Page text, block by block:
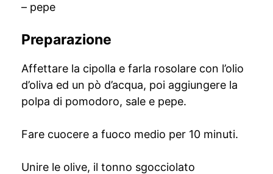
– pepe
Preparazione
Affettare la cipolla e farla rosolare con l’olio
d’oliva ed un pò d’acqua, poi aggiungere la
polpa di pomodoro, sale e pepe.
Fare cuocere a fuoco medio per 10 minuti.
Unire le olive, il tonno sgocciolato